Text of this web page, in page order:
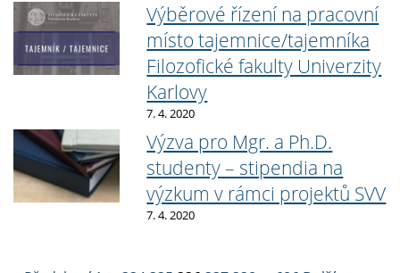
Výběrové řízení na pracovní
místo tajemnice/tajemníka
Filozofické fakulty Univerzity
Karlovy
7. 4. 2020
Výzva pro Mgr. a Ph.D.
studenty – stipendia na
výzkum v rámci projektů SVV
7. 4. 2020